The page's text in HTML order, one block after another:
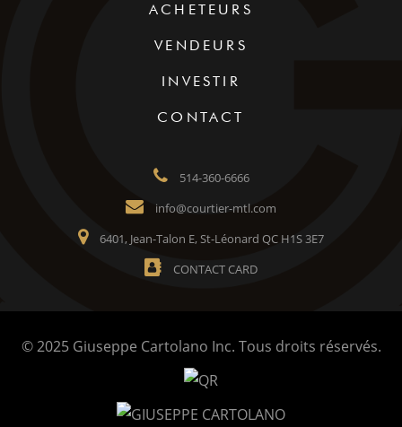
ACHETEURS
VENDEURS
INVESTIR
CONTACT
514-360-6666
info@courtier-mtl.com
6401, Jean-Talon E, St-Léonard QC H1S 3E7
CONTACT CARD
© 2025 Giuseppe Cartolano Inc. Tous droits réservés.